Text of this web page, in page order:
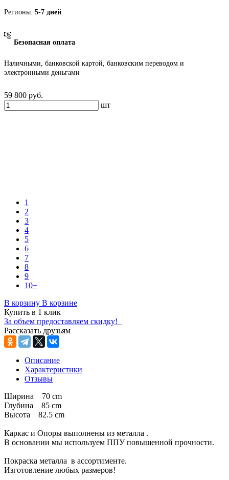
Регионы: 5-7 дней
Безопасная оплата
Наличными, банковской картой, банковским переводом и
электронными деньгами
59 800 руб.
шт
1
2
3
4
5
6
7
8
9
10+
В корзину В корзине
Купить в 1 клик
За объем предоставляем скидку!
Рассказать друзьям
Описание
Характеристики
Отзывы
Ширина 70 cm
Глубина 85 cm
Высота 82.5 cm
Каркас и Опоры выполнены из металла .
В основании мы используем ППУ повышенной прочности.
Покраска металла в ассортименте.
Изготовление любых размеров!